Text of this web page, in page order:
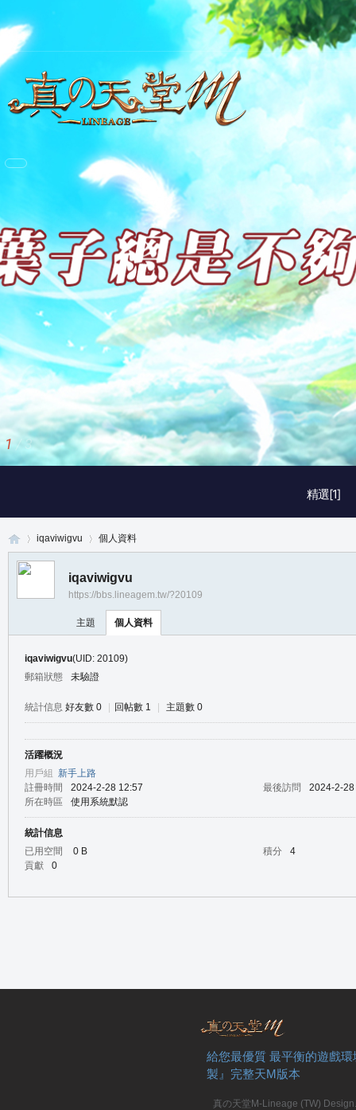
精選[1]
1 / 3
iqaviwigvu 個人資料
iqaviwigvu
https://bbs.lineagem.tw/?20109
主題 個人資料
iqaviwigvu(UID: 20109)
郵箱狀態
未驗證
統計信息 好友數 0 回帖數 1 主題數 0
活躍概況
用戶組 新手上路
註冊時間
2024-2-28 12:57 最後訪問
2024-2-
所在時區
使用系統默認
統計信息
已用空間
0 B 積分
4
貢獻
0
給您最優質 最平衡的遊戲
製』完整天M版本
真の天堂M-Lineage (TW)